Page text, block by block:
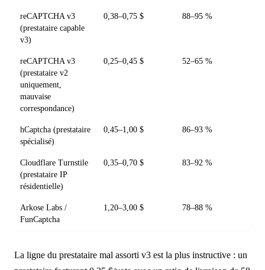
reCAPTCHA v3
(prestataire capable
v3)
0,38–0,75 $ 88–95 %
reCAPTCHA v3
(prestataire v2
uniquement,
mauvaise
correspondance)
0,25–0,45 $ 52–65 %
hCaptcha (prestataire
spécialisé)
0,45–1,00 $ 86–93 %
Cloudflare Turnstile
(prestataire IP
résidentielle)
0,35–0,70 $ 83–92 %
Arkose Labs /
FunCaptcha
1,20–3,00 $ 78–88 %
La ligne du prestataire mal assorti v3 est la plus instructive : un